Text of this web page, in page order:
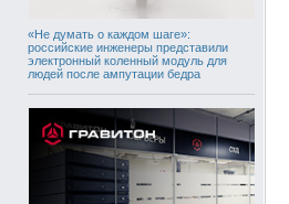
«Не думать о каждом шаге»:
российские инженеры представили
электронный коленный модуль для
людей после ампутации бедра